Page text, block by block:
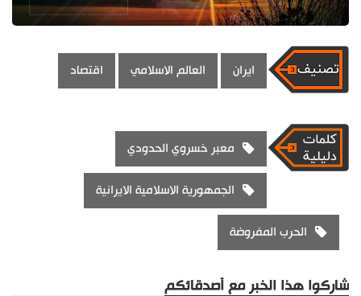
ايران العالم الاسلامي اقتصاد
معبر خسروي الحدودي
الجمهورية الاسلامية الايرانية
الحرب المفروضة
شاركوا هذا الخبر مع أصدقائكم